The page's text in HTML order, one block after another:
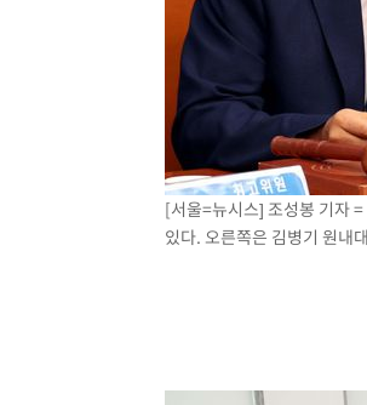
[서울=뉴시스] 조성봉 기자
있다. 오른쪽은 김병기 원내